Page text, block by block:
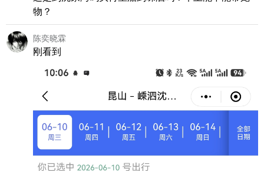
物？
陈奕晓霖
刚看到